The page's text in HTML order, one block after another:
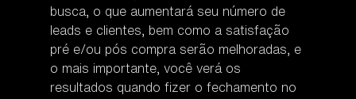
busca, o que aumentará seu número de
leads e clientes, bem como a satisfação
pré e/ou pós compra serão melhoradas, e
o mais importante, você verá os
resultados quando fizer o fechamento no